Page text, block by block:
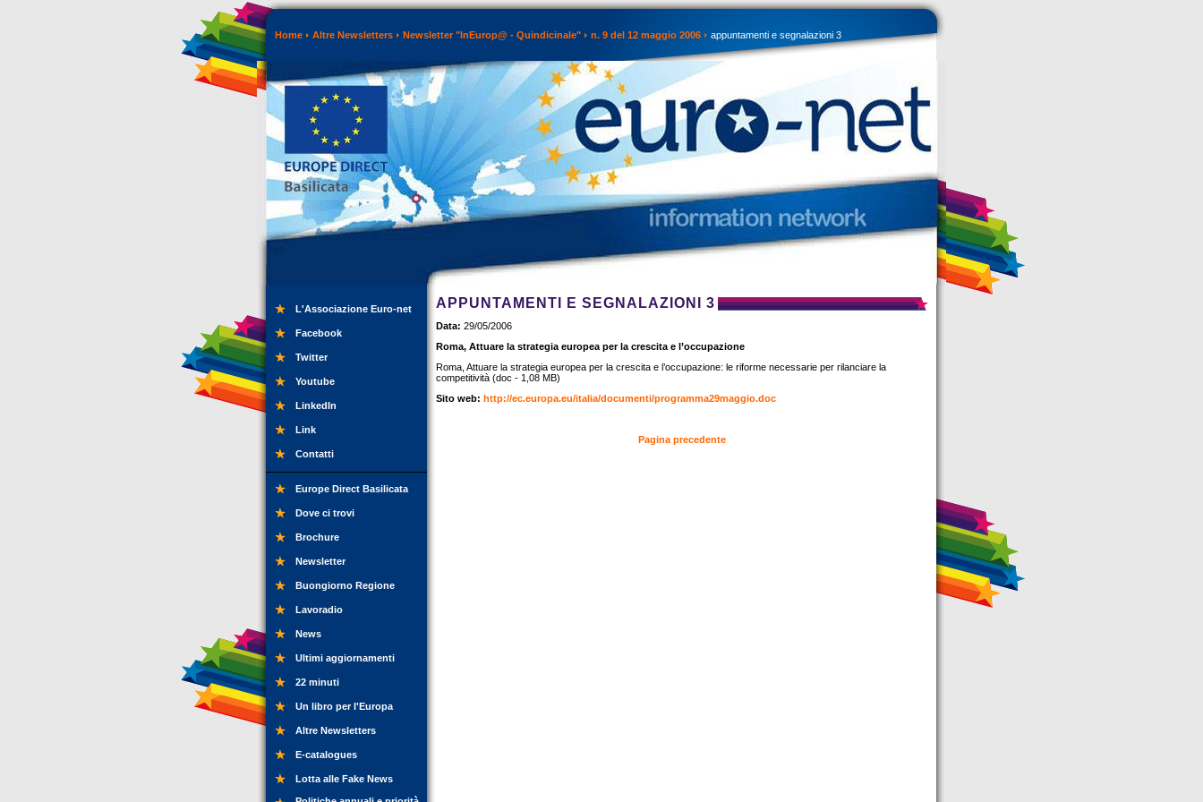
Home Altre Newsletters Newsletter "InEurop@ - Quindicinale" n. 9 del 12 maggio 2006 appuntamenti e segnalazioni 3
L'Associazione Euro-net
Facebook
Twitter
Youtube
LinkedIn
Link
Contatti
Europe Direct Basilicata
Dove ci trovi
Brochure
Newsletter
Buongiorno Regione
Lavoradio
News
Ultimi aggiornamenti
22 minuti
Un libro per l'Europa
Altre Newsletters
E-catalogues
Lotta alle Fake News
APPUNTAMENTI E SEGNALAZIONI 3
Data: 29/05/2006
Roma, Attuare la strategia europea per la crescita e l’occupazione
Roma, Attuare la strategia europea per la crescita e l’occupazione: le riforme necessarie per rilanciare la
competitività (doc - 1,08 MB)
Sito web: http://ec.europa.eu/italia/documenti/programma29maggio.doc
Pagina precedente